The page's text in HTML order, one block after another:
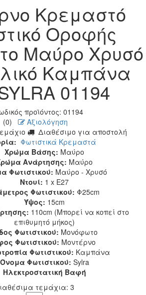
Κρεμαστό
Οροφής
Μαύρο Χρυσό
Καμπάνα
01194
προϊόντος: 01194
(0)
Αξιολόγηση
Διαθέσιμο για αποστολή
Φωτιστικά Κρεμαστά
Χρώμα Βάσης: Μαύρο
Ανάρτησης: Μαύρο
Φωτιστικού: Μαύρο - Χρυσό
Ντουί: 1 x E27
Φωτιστικού: Φ25cm
Ύψος: 15cm
110cm (Μπορεί να κοπεί στο
επιθυμητό μήκος)
Φωτιστικού: Μονόφωτο
Φωτιστικού: Μοντέρνο
Φωτιστικού: Καμπάνα
Όνομα Φωτιστικού: Sylra
Ηλεκτροστατική Βαφή
τεμάχια: 3